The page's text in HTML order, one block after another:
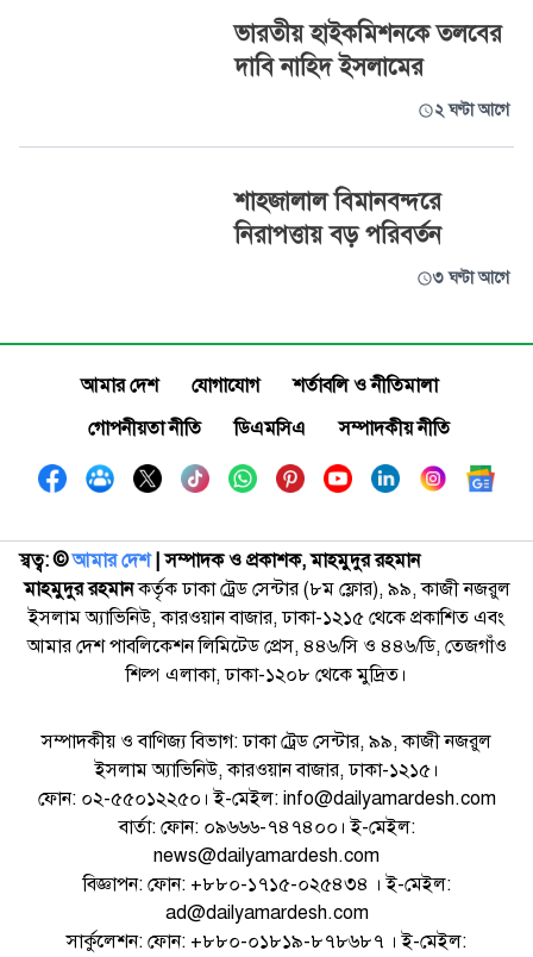
ভারতীয় হাইকমিশনকে তলবের
দাবি নাহিদ ইসলামের
২ ঘণ্টা আগে
শাহজালাল বিমানবন্দরে
নিরাপত্তায় বড় পরিবর্তন
৩ ঘণ্টা আগে
আমার দেশ যোগাযোগ
শর্তাবলি ও নীতিমালা
গোপনীয়তা নীতি
ডিএমসিএ সম্পাদকীয় নীতি
স্বত্ব: ©️আমার দেশ| সম্পাদক ও প্রকাশক, মাহমুদুর রহমান
মাহমুদুর রহমানকর্তৃক ঢাকা ট্রেড সেন্টার (৮ম ফ্লোর), ৯৯, কাজী নজরুল
ইসলাম অ্যাভিনিউ, কারওয়ান বাজার, ঢাকা-১২১৫ থেকে প্রকাশিত এবং
আমার দেশ পাবলিকেশন লিমিটেড প্রেস, ৪৪৬/সি ও ৪৪৬/ডি, তেজগাঁও
শিল্প এলাকা, ঢাকা-১২০৮ থেকে মুদ্রিত।
সম্পাদকীয় ও বাণিজ্য বিভাগ: ঢাকা ট্রেড সেন্টার, ৯৯, কাজী নজরুল
ইসলাম অ্যাভিনিউ, কারওয়ান বাজার, ঢাকা-১২১৫।
ফোন: ০২-৫৫০১২২৫০। ই-মেইল: info@dailyamardesh.com
বার্তা: ফোন: ০৯৬৬৬-৭৪৭৪০০। ই-মেইল:
news@dailyamardesh.com
বিজ্ঞাপন: ফোন: +৮৮০-১৭১৫-০২৫৪৩৪ । ই-মেইল:
ad@dailyamardesh.com
সার্কুলেশন: ফোন: +৮৮০-০১৮১৯-৮৭৮৬৮৭ । ই-মেইল: